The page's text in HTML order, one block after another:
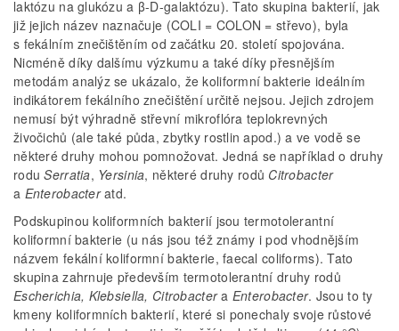
laktózu na glukózu a β-D-galaktózu). Tato skupina bakterií, jak
již jejich název naznačuje (COLI = COLON = střevo), byla
s fekálním znečištěním od začátku 20. století spojována.
Nicméně díky dalšímu výzkumu a také díky přesnějším
metodám analýz se ukázalo, že koliformní bakterie ideálním
indikátorem fekálního znečištění určitě nejsou. Jejich zdrojem
nemusí být výhradně střevní mikroflóra teplokrevných
živočichů (ale také půda, zbytky rostlin apod.) a ve vodě se
některé druhy mohou pomnožovat. Jedná se například o druhy
roduSerratia, Yersinia, některé druhy rodů Citrobacter
a Enterobacteratd.
Podskupinou koliformních bakterií jsou termotolerantní
koliformní bakterie (u nás jsou též známy i pod vhodnějším
názvem fekální koliformní bakterie, faecal coliforms). Tato
skupina zahrnuje především termotolerantní druhy rodů
Escherichia, Klebsiella, Citrobactera Enterobacter. Jsou to ty
kmeny koliformních bakterií, které si ponechaly svoje růstové